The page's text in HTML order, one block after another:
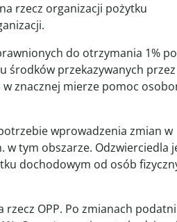
rzecz organizacji pożytku
do otrzymania 1%
środków przekazywanych przez
znacznej mierze pomoc
wprowadzenia zmian w
tym obszarze. Odzwierciedla
dochodowym od osób
rzecz OPP. Po zmianach